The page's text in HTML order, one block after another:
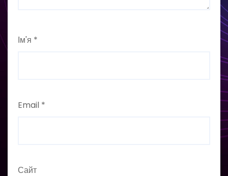
Ім'я *
Email *
Сайт